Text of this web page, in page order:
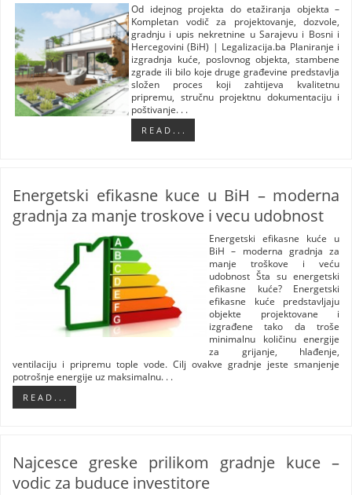
Od idejnog projekta do etažiranja objekta –
Kompletan vodič za projektovanje, dozvole,
gradnju i upis nekretnine u Sarajevu i Bosni i
Hercegovini (BiH) | Legalizacija.ba Planiranje i
izgradnja kuće, poslovnog objekta, stambene
zgrade ili bilo koje druge građevine predstavlja
složen proces koji zahtijeva kvalitetnu
pripremu, stručnu projektnu dokumentaciju i
poštivanje. . .
R E A D . . .
Energetski efikasne kuce u BiH – moderna
gradnja za manje troskove i vecu udobnost
Energetski efikasne kuće u
BiH – moderna gradnja za
manje troškove i veću
udobnost Šta su energetski
efikasne kuće? Energetski
efikasne kuće predstavljaju
objekte projektovane i
izgrađene tako da troše
minimalnu količinu energije
za grijanje, hlađenje,
ventilaciju i pripremu tople vode. Cilj ovakve gradnje jeste smanjenje
potrošnje energije uz maksimalnu. . .
R E A D . . .
Najcesce greske prilikom gradnje kuce –
vodic za buduce investitore